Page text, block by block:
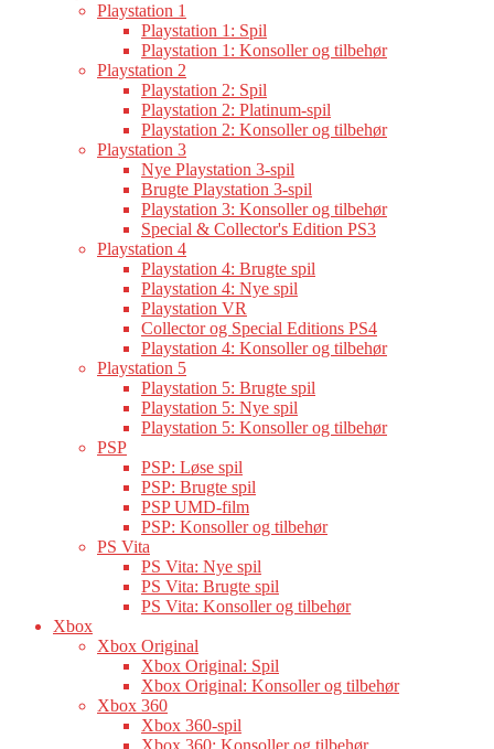
Playstation 1
Playstation 1: Spil
Playstation 1: Konsoller og tilbehør
Playstation 2
Playstation 2: Spil
Playstation 2: Platinum-spil
Playstation 2: Konsoller og tilbehør
Playstation 3
Nye Playstation 3-spil
Brugte Playstation 3-spil
Playstation 3: Konsoller og tilbehør
Special & Collector's Edition PS3
Playstation 4
Playstation 4: Brugte spil
Playstation 4: Nye spil
Playstation VR
Collector og Special Editions PS4
Playstation 4: Konsoller og tilbehør
Playstation 5
Playstation 5: Brugte spil
Playstation 5: Nye spil
Playstation 5: Konsoller og tilbehør
PSP
PSP: Løse spil
PSP: Brugte spil
PSP UMD-film
PSP: Konsoller og tilbehør
PS Vita
PS Vita: Nye spil
PS Vita: Brugte spil
PS Vita: Konsoller og tilbehør
Xbox
Xbox Original
Xbox Original: Spil
Xbox Original: Konsoller og tilbehør
Xbox 360
Xbox 360-spil